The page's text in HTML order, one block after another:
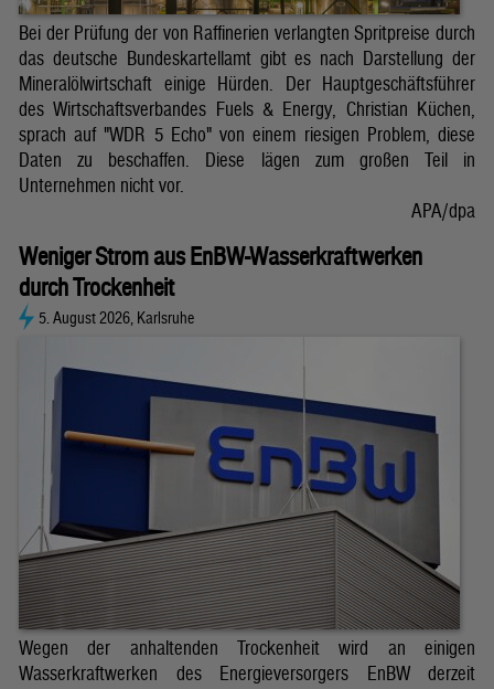
Bei der Prüfung der von Raffinerien verlangten Spritpreise durch
das deutsche Bundeskartellamt gibt es nach Darstellung der
Mineralölwirtschaft einige Hürden. Der Hauptgeschäftsführer
des Wirtschaftsverbandes Fuels & Energy, Christian Küchen,
sprach auf "WDR 5 Echo" von einem riesigen Problem, diese
Daten zu beschaffen. Diese lägen zum großen Teil in
Unternehmen nicht vor.
APA/dpa
Weniger Strom aus EnBW-Wasserkraftwerken
durch Trockenheit
5. August 2026, Karlsruhe
Wegen der anhaltenden Trockenheit wird an einigen
Wasserkraftwerken des Energieversorgers EnBW derzeit